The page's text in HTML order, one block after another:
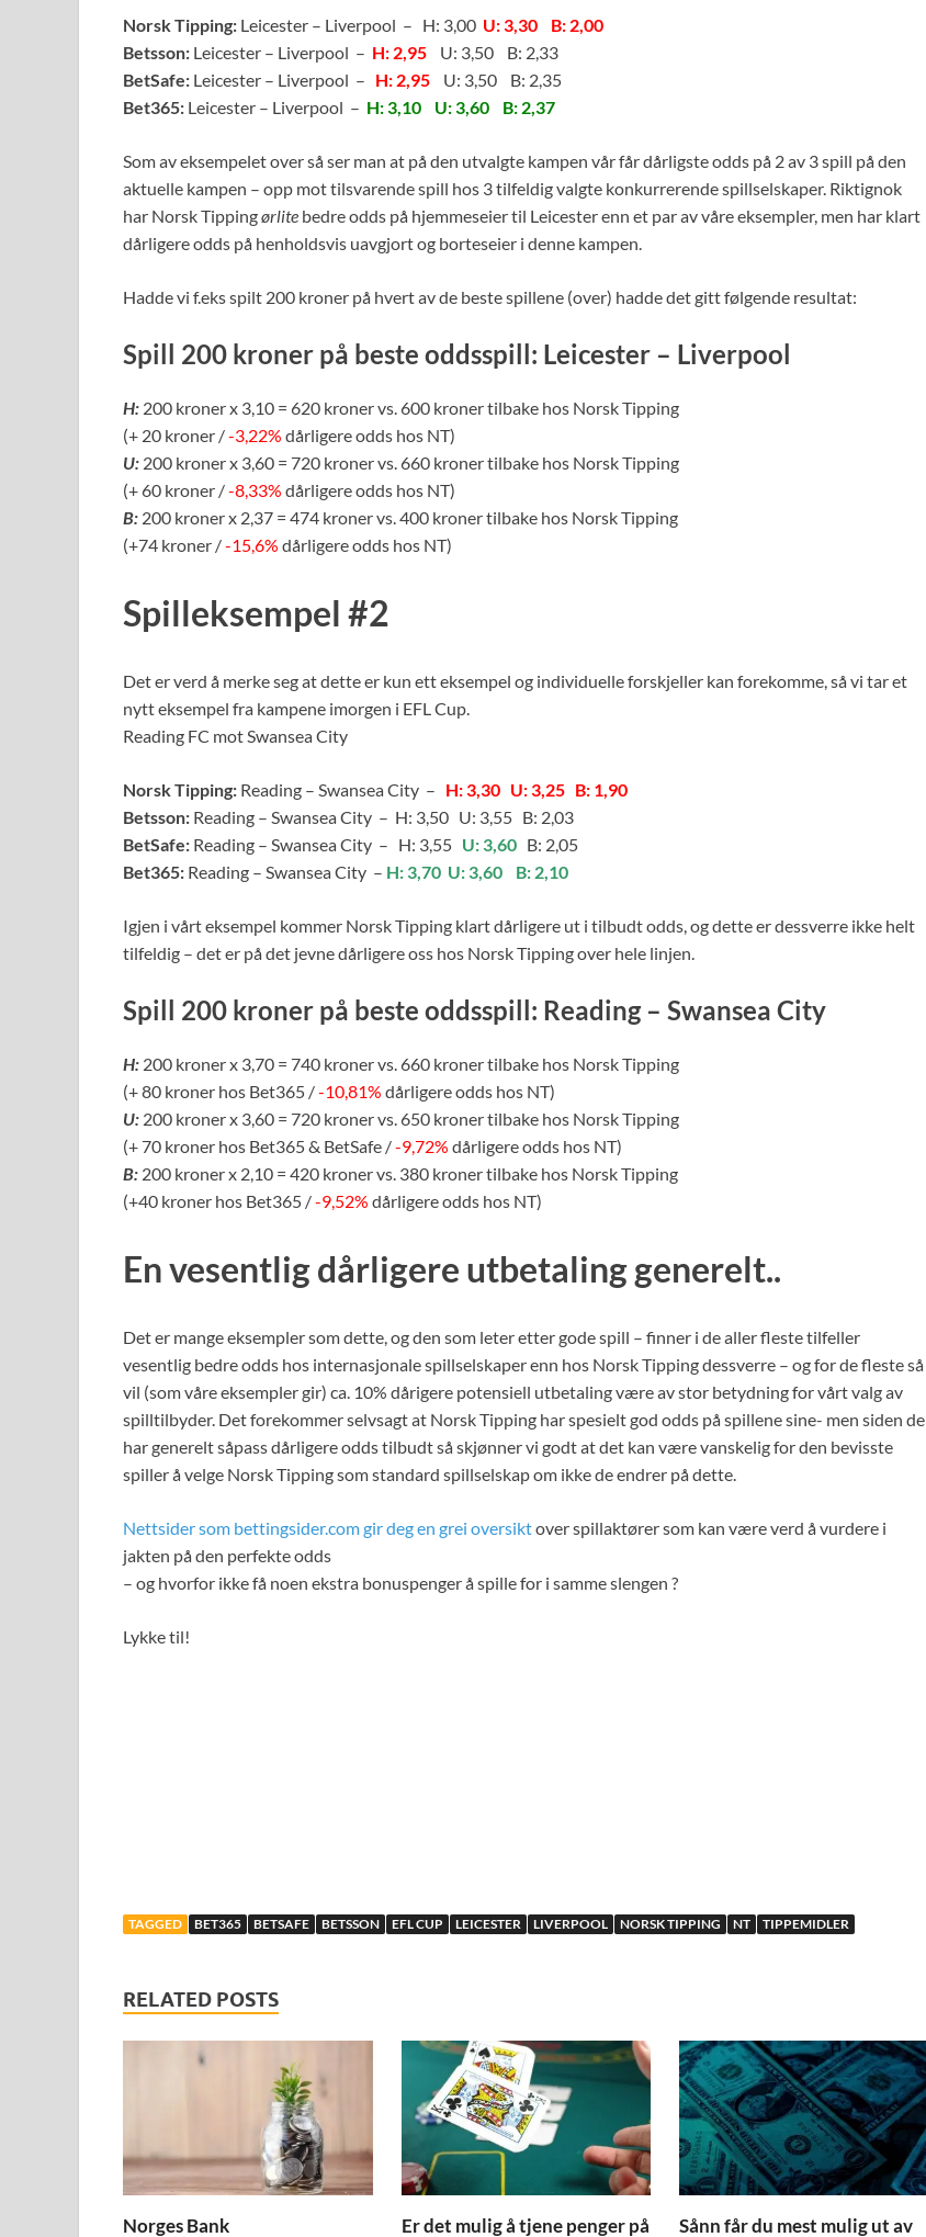
Norsk Tipping: Leicester – Liverpool – H: 3,00 U: 3,30
B: 2,00
Betsson: Leicester – Liverpool – H: 2,95 U: 3,50 B: 2,33
BetSafe: Leicester – Liverpool – H: 2,95 U: 3,50 B: 2,35
Bet365: Leicester – Liverpool – H: 3,10 U: 3,60 B: 2,37
Som av eksempelet over så ser man at på den utvalgte kampen vår får dårligste odds på 2 av 3 spill på den
aktuelle kampen – opp mot tilsvarende spill hos 3 tilfeldig valgte konkurrerende spillselskaper. Riktignok
har Norsk Tippingørlite bedre odds på hjemmeseier til Leicester enn et par av våre eksempler, men har klart
dårligere odds på henholdsvis uavgjort og borteseier i denne kampen.
Hadde vi f.eks spilt 200 kroner på hvert av de beste spillene (over) hadde det gitt følgende resultat:
Spill 200 kroner på beste oddsspill: Leicester – Liverpool
H: 200 kroner x 3,10 = 620 kroner vs. 600 kroner tilbake hos Norsk Tipping
(+ 20 kroner /-3,22% dårligere odds hos NT)
U: 200 kroner x 3,60 = 720 kroner vs. 660 kroner tilbake hos Norsk Tipping
(+ 60 kroner /-8,33% dårligere odds hos NT)
B: 200 kroner x 2,37 = 474 kroner vs. 400 kroner tilbake hos Norsk Tipping
(+74 kroner /-15,6% dårligere odds hos NT)
Spilleksempel #2
Det er verd å merke seg at dette er kun ett eksempel og individuelle forskjeller kan forekomme, så vi tar et
nytt eksempel fra kampene imorgen i EFL Cup.
Reading FC mot Swansea City
Norsk Tipping: Reading – Swansea City – H: 3,30 U: 3,25 B: 1,90
Betsson: Reading – Swansea City – H: 3,50 U: 3,55 B: 2,03
BetSafe: Reading – Swansea City – H: 3,55 U: 3,60 B: 2,05
Bet365: Reading – Swansea City – H: 3,70 U: 3,60 B: 2,10
Igjen i vårt eksempel kommer Norsk Tipping klart dårligere ut i tilbudt odds, og dette er dessverre ikke helt
tilfeldig – det er på det jevne dårligere oss hos Norsk Tipping over hele linjen.
Spill 200 kroner på beste oddsspill: Reading – Swansea City
H: 200 kroner x 3,70 = 740 kroner vs. 660 kroner tilbake hos Norsk Tipping
(+ 80 kroner hos Bet365 /-10,81% dårligere odds hos NT)
U: 200 kroner x 3,60 = 720 kroner vs. 650 kroner tilbake hos Norsk Tipping
(+ 70 kroner hos Bet365 & BetSafe /-9,72% dårligere odds hos NT)
B: 200 kroner x 2,10 = 420 kroner vs. 380 kroner tilbake hos Norsk Tipping
(+40 kroner hos Bet365 /-9,52% dårligere odds hos NT)
En vesentlig dårligere utbetaling generelt..
Det er mange eksempler som dette, og den som leter etter gode spill – finner i de aller fleste tilfeller
vesentlig bedre odds hos internasjonale spillselskaper enn hos Norsk Tipping dessverre – og for de fleste så
vil (som våre eksempler gir) ca. 10% dårigere potensiell utbetaling være av stor betydning for vårt valg av
spilltilbyder. Det forekommer selvsagt at Norsk Tipping har spesielt god odds på spillene sine- men siden de
har generelt såpass dårligere odds tilbudt så skjønner vi godt at det kan være vanskelig for den bevisste
spiller å velge Norsk Tipping som standard spillselskap om ikke de endrer på dette.
Nettsider som bettingsider.com gir deg en grei oversiktover spillaktører som kan være verd å vurdere i
jakten på den perfekte odds
– og hvorfor ikke få noen ekstra bonuspenger å spille for i samme slengen ?
Lykke til!
TAGGED BET365 BETSAFE BETSSON EFL CUP LEICESTER LIVERPOOL NORSK TIPPING NT TIPPEMIDLER
RELATED POSTS
Norges Bank Er det mulig å tjene penger på Sånn får du mest mulig ut av